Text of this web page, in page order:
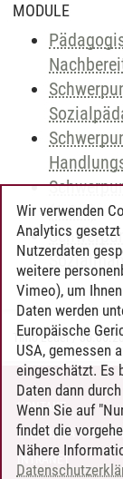
MODULE
(1.3.4)
Timo Leder/
KONTAKT
LEUPHANA ALS
INTRANET
Wir verwenden
Analytics gesetzt
Nutzerdaten
weitere
Vimeo), um
Daten werden
Europäische
USA, gemessen
eingeschätzt. Es
Daten dann
Wenn Sie auf
findet die
Nähere